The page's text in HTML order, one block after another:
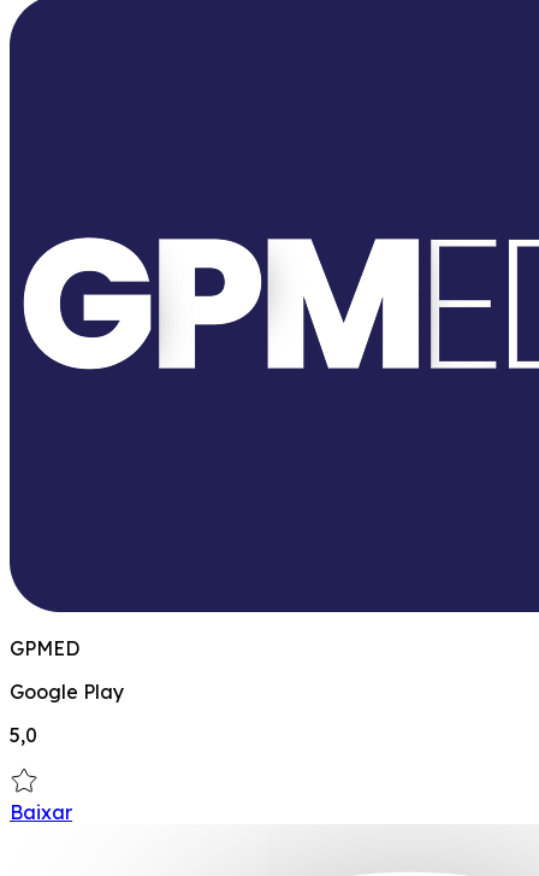
GPMED
Google Play
5,0
Baixar